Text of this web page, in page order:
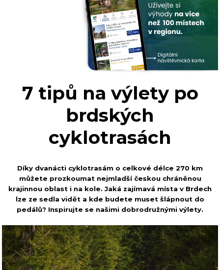
7 tipů na výlety po
brdských
cyklotrasách
Díky dvanácti cyklotrasám o celkové délce 270 km
můžete prozkoumat nejmladší českou chráněnou
krajinnou oblast i na kole. Jaká zajímavá místa v Brdech
lze ze sedla vidět a kde budete muset šlápnout do
pedálů? Inspirujte se našimi dobrodružnými výlety.